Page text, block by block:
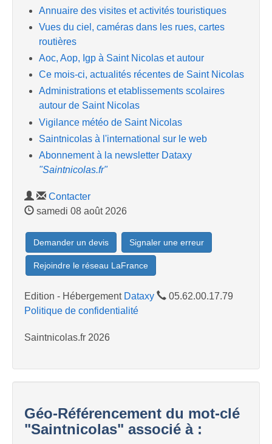
Annuaire des visites et activités touristiques
Vues du ciel, caméras dans les rues, cartes
routières
Aoc, Aop, Igp à Saint Nicolas et autour
Ce mois-ci, actualités récentes de Saint Nicolas
Administrations et etablissements scolaires
autour de Saint Nicolas
Vigilance météo de Saint Nicolas
Saintnicolas à l'international sur le web
Abonnement à la newsletter Dataxy
"Saintnicolas.fr"
Contacter
samedi 08 août 2026
Demander un devis Signaler une erreur
Rejoindre le réseau LaFrance
Edition - Hébergement Dataxy
05.62.00.17.79
Politique de confidentialité
Saintnicolas.fr 2026
Géo-Référencement du mot-clé
"Saintnicolas" associé à :